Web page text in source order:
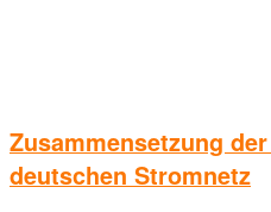
Zusammensetzung
deutschen Stromnetz